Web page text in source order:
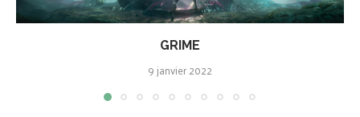
GRIME
9 janvier 2022